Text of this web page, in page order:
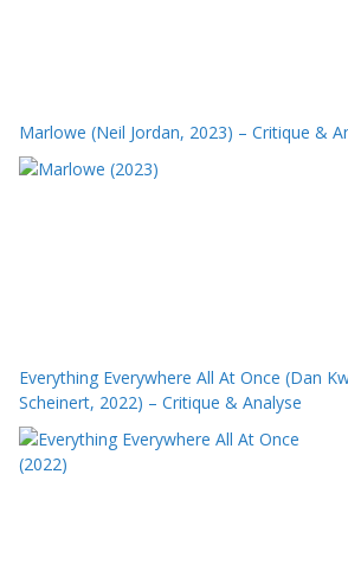
Marlowe (Neil Jordan, 2023) – Critique &
Everything Everywhere All At Once (Dan
Scheinert, 2022) – Critique & Analyse